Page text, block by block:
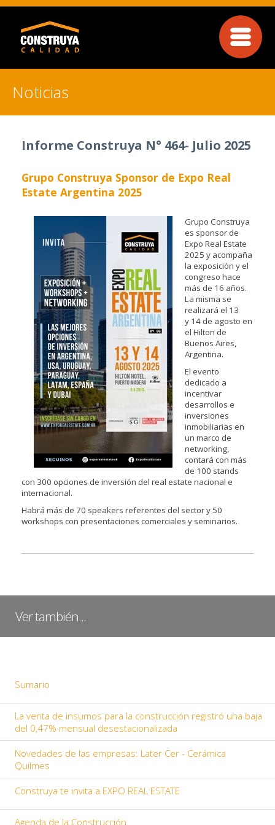
Noticias
Informe Construya N° 464- Julio 2025
Grupo Construya Sponsor de Expo Real
Estate Argentina 2025
Grupo Construya
es sponsor de
Expo Real Estate
2025 y acompaña
la exposición y el
congreso hace
más de 16 años.
La misma se
realizará el 13
y 14 de agosto en
el Hilton de
Buenos Aires,
Argentina.
El evento
dedicado a
incentivar
desarrollos e
inversiones
inmobiliarias en
un marco de
networking,
contará con más
de 100 stands
con 300 opciones de inversión del real estate nacional e
internacional.
Habrá más de 70 speakers referentes del sector y 50
workshops con presentaciones comerciales y seminarios.
Ver también...
Sumario
La venta de insumos para la construcción registró una baja
del 0,47% mensual desestacionalizada
Novedades de las empresas: Later Cer - Cerámica
Quilmes
Construya te invita a EXPO REAL ESTATE
Agenda de la Construcción